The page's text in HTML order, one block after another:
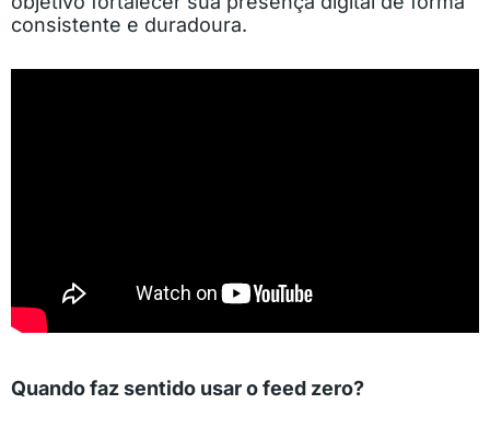
consistente e duradoura.
Quando faz sentido usar o feed zero?